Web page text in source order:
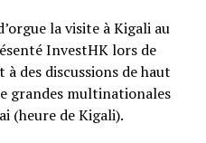
la visite à Kigali au
InvestHK lors de
des discussions de haut
grandes multinationales
(heure de Kigali).